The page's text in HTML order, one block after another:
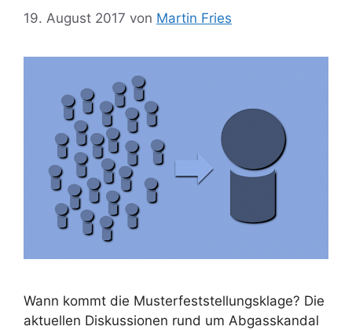
19. August 2017 von Martin Fries
Wann kommt die Musterfeststellungsklage? Die
aktuellen Diskussionen rund um Abgasskandal